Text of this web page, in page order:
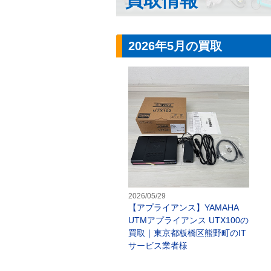
2026年5月の買取
2026/05/29
【アプライアンス】YAMAHA
UTMアプライアンス UTX100の
買取｜東京都板橋区熊野町のIT
サービス業者様